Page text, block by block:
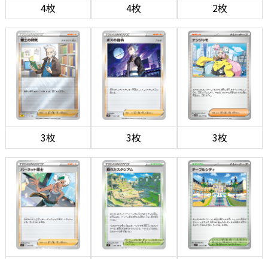
4枚 4枚 2枚
3枚 3枚 3枚